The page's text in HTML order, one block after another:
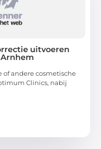
uitvoeren
of andere cosmetische
Clinics, nabij